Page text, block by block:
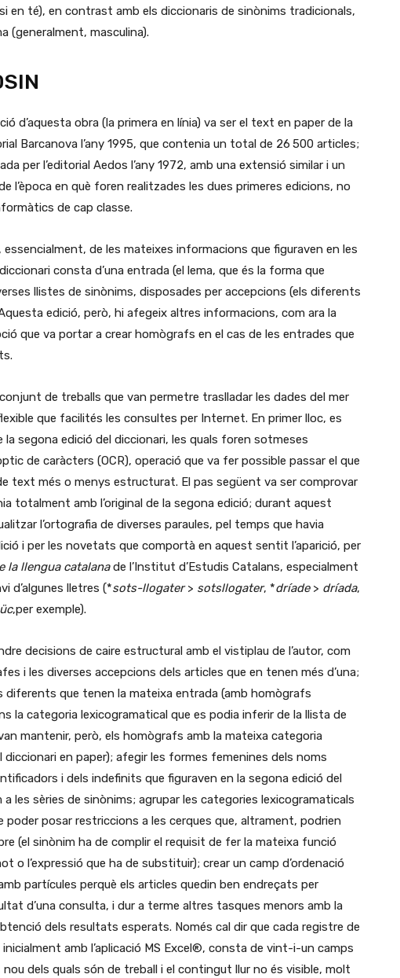
en té), en contrast amb els diccionaris de sinònims tradicionals,
(generalment, masculina).
d’aquesta obra (la primera en línia) va ser el text en paper de la
Barcanova l’any 1995, que contenia un total de 26 500 articles;
per l’editorial Aedos l’any 1972, amb una extensió similar i un
l’època en què foren realitzades les dues primeres edicions, no
de cap classe.
essencialment, de les mateixes informacions que figuraven en les
consta d’una entrada (el lema, que és la forma que
llistes de sinònims, disposades per accepcions (els diferents
edició, però, hi afegeix altres informacions, com ara la
que va portar a crear homògrafs en el cas de les entrades que
de treballs que van permetre traslladar les dades del mer
que facilités les consultes per Internet. En primer lloc, es
segona edició del diccionari, les quals foren sotmeses
de caràcters (OCR), operació que va fer possible passar el que
text més o menys estructurat. El pas següent va ser comprovar
totalment amb l’original de la segona edició; durant aquest
l’ortografia de diverses paraules, pel temps que havia
i per les novetats que comportà en aquest sentit l’aparició, per
la llengua catalanade l’Institut d’Estudis Catalans, especialment
d’algunes lletres (*sots-llogater> sotsllogater, *dríade> dríada,
,per exemple).
decisions de caire estructural amb el vistiplau de l’autor, com
i les diverses accepcions dels articles que en tenen més d’una;
diferents que tenen la mateixa entrada (amb homògrafs
la categoria lexicogramatical que es podia inferir de la llista de
mantenir, però, els homògrafs amb la mateixa categoria
en paper); afegir les formes femenines dels noms
i dels indefinits que figuraven en la segona edició del
les sèries de sinònims; agrupar les categories lexicogramaticals
posar restriccions a les cerques que, altrament, podrien
(el sinònim ha de complir el requisit de fer la mateixa funció
o l’expressió que ha de substituir); crear un camp d’ordenació
partícules perquè els articles quedin ben endreçats per
d’una consulta, i dur a terme altres tasques menors amb la
dels resultats esperats. Només cal dir que cada registre de
amb l’aplicació MS Excel®, consta de vint-i-un camps
dels quals són de treball i el contingut llur no és visible, molt